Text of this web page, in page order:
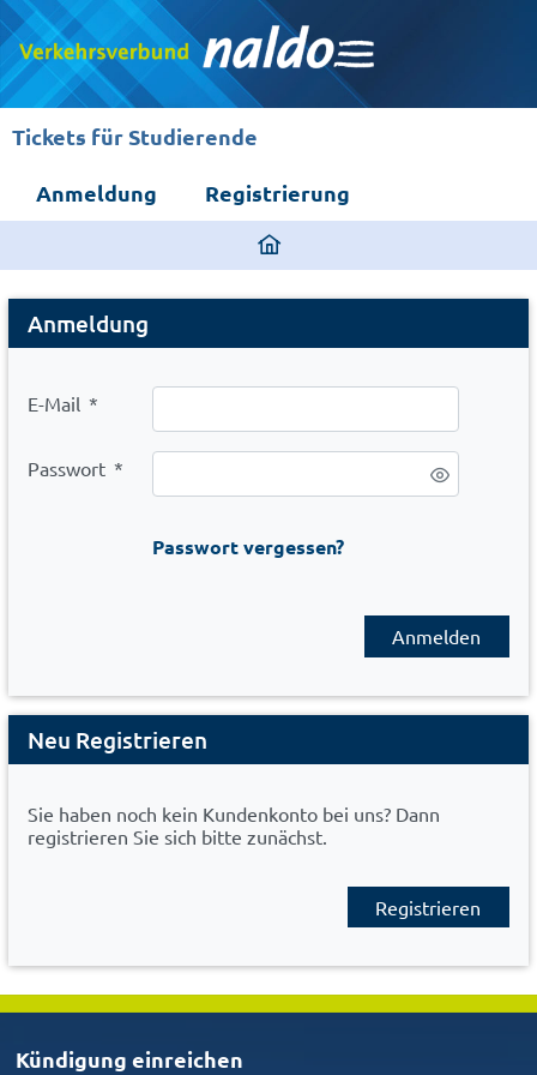
Tickets für Studierende
Anmeldung
Registrierung
ding
home
page
Login
Anmeldung
E-Mail *
Passwort *
Passwort vergessen?
Anmelden
Neu Registrieren
Sie haben noch kein Kundenkonto bei uns? Dann
registrieren Sie sich bitte zunächst.
Registrieren
Kündigung einreichen